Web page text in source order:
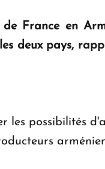
: 30 ans d'audace, de
en Arménie
France en
deux pays,
les possibilités